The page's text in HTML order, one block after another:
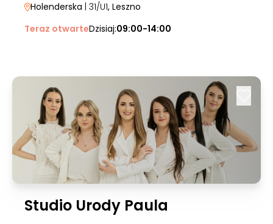
Holenderska | 31/U1, Leszno
Teraz otwarteDzisiaj:09:00-14:00
Studio Urody Paula